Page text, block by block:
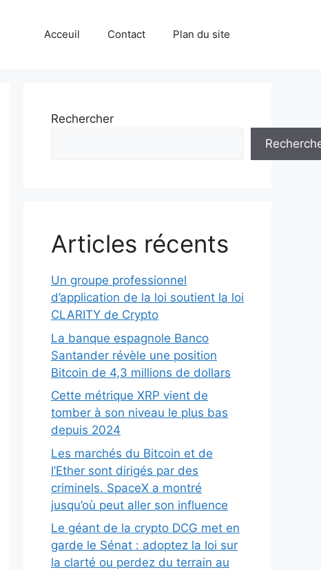
Acceuil Contact Plan du site
Rechercher
Articles récents
Un groupe professionnel
d’application de la loi soutient la loi
CLARITY de Crypto
La banque espagnole Banco
Santander révèle une position
Bitcoin de 4,3 millions de dollars
Cette métrique XRP vient de
tomber à son niveau le plus bas
depuis 2024
Les marchés du Bitcoin et de
l’Ether sont dirigés par des
criminels. SpaceX a montré
jusqu’où peut aller son influence
Le géant de la crypto DCG met en
garde le Sénat : adoptez la loi sur
la clarté ou perdez du terrain au